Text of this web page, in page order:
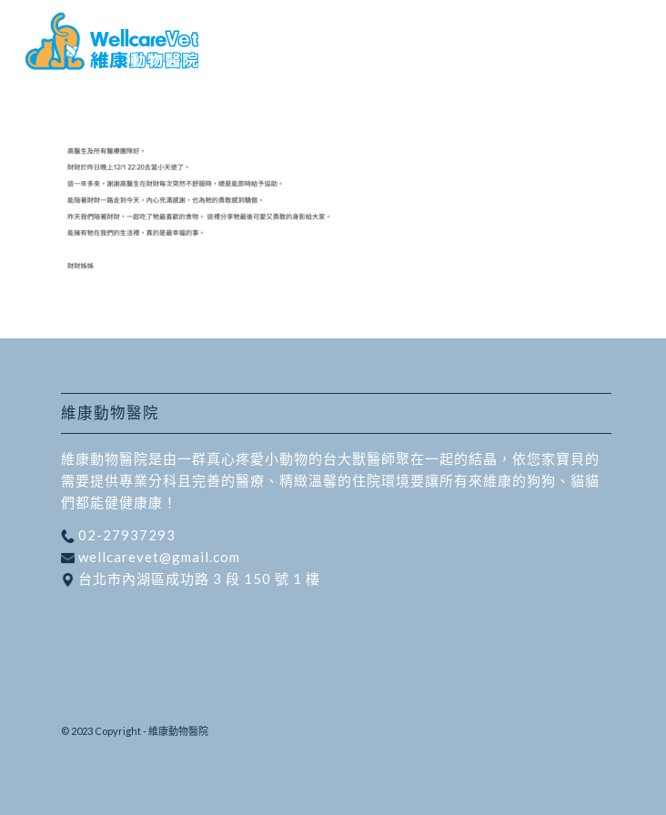
維康動物醫院
維康動物醫院是由一群真心疼愛小動物的台大獸醫師聚在一起的結晶，依您家寶貝的
需要提供專業分科且完善的醫療、精緻溫馨的住院環境要讓所有來維康的狗狗、貓貓
們都能健健康康！
02-27937293
wellcarevet@gmail.com
台北市內湖區成功路 3 段 150 號 1 樓
© 2023 Copyright - 維康動物醫院